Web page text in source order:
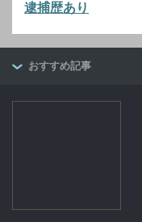
逮捕歴あり
おすすめ記事